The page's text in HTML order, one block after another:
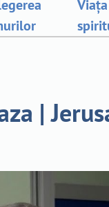
Viața
|